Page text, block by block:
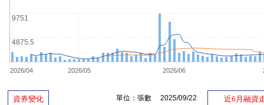
2026/04 2026/05 2026/06
4875.5
9751
資券變化 單位：張數 2025/09/22 近6月融資